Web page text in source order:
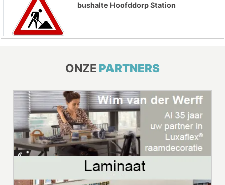
bushalte Hoofddorp Station
ONZE PARTNERS